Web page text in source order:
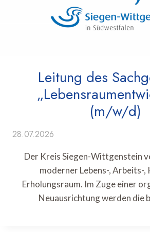
Leitung des
(m/w/d)
28.07.2026
Der Kreis Siegen-Wittgenstein
moderner Lebens-, Arbeits-,
Erholungsraum. Im Zuge einer
Neuausrichtung werden die